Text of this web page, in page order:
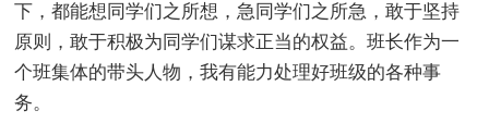
下，都能想同学们之所想，急同学们之所急，敢于坚持
原则，敢于积极为同学们谋求正当的权益。班长作为一
个班集体的带头人物，我有能力处理好班级的各种事
务。